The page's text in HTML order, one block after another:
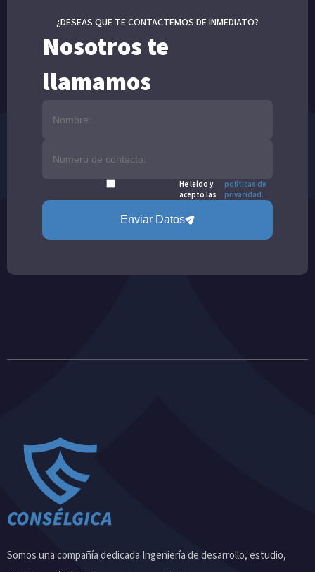
¿DESEAS QUE TE CONTACTEMOS DE INMEDIATO?
Nosotros te
llamamos
He leído y
acepto las
políticas de
privacidad.
Enviar Datos
Somos una compañía dedicada Ingeniería de desarrollo, estudio,